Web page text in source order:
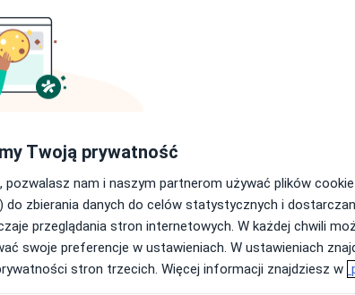
powiązane ze sobą systemy, które
Patrzenie w sposób holistyczny w
efekty.
kursach, szkoleniach oraz
Z niecierpliwością czekam na
ciągłe dokształcanie w moim
Stany pooperacyjne
Twoją prywatność
pozwalasz nam i naszym partnerom używać plików
do zbierania danych do celów statystycznych i
przeglądania stron internetowych. W każdej chwili
swoje preferencje w ustawieniach. W ustawieniach
stron trzecich. Więcej informacji znajdziesz w